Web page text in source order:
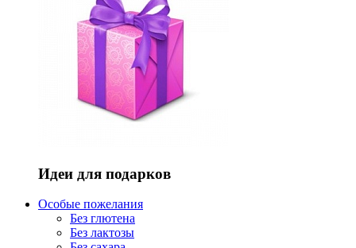
Идеи для подарков
Особые пожелания
Без глютена
Без лактозы